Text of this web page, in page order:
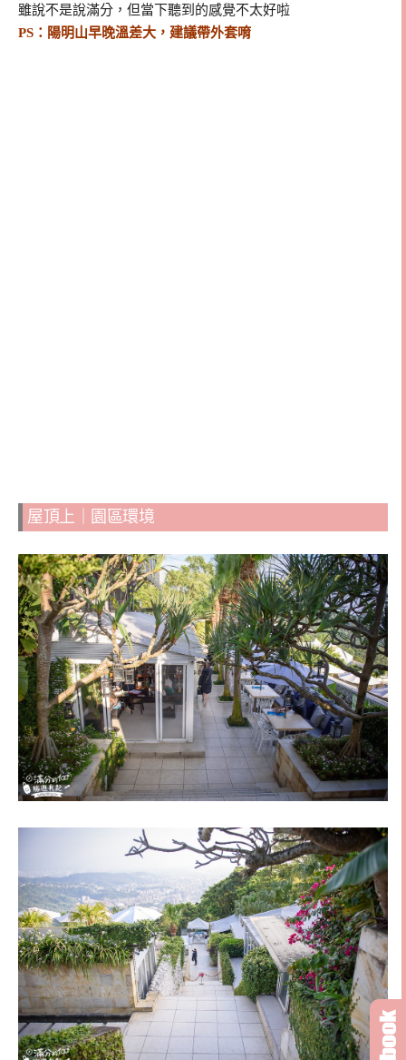
雖說不是說滿分，但當下聽到的感覺不太好啦
PS：陽明山早晚溫差大，建議帶外套唷
屋頂上｜園區環境